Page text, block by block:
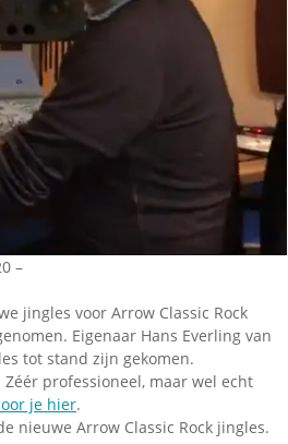
–
jingles voor Arrow Classic Rock
Eigenaar Hans Everling van
tot stand zijn gekomen.
professioneel, maar wel echt
je hier.
nieuwe Arrow Classic Rock jingles.